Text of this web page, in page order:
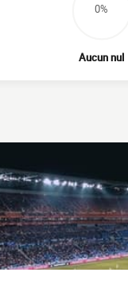
0%
Aucun nul